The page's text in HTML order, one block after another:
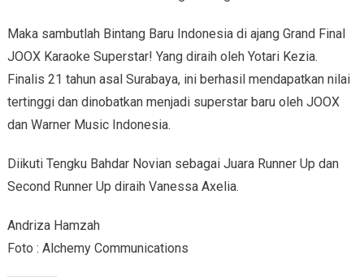
Maka sambutlah Bintang Baru Indonesia di ajang Grand Final
JOOX Karaoke Superstar! Yang diraih oleh Yotari Kezia.
Finalis 21 tahun asal Surabaya, ini berhasil mendapatkan nilai
tertinggi dan dinobatkan menjadi superstar baru oleh JOOX
dan Warner Music Indonesia.
Diikuti Tengku Bahdar Novian sebagai Juara Runner Up dan
Second Runner Up diraih Vanessa Axelia.
Andriza Hamzah
Foto : Alchemy Communications